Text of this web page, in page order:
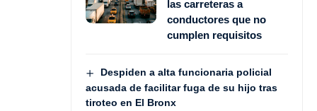
las carreteras a
conductores que no
cumplen requisitos
Despiden a alta funcionaria policial
acusada de facilitar fuga de su hijo tras
tiroteo en El Bronx